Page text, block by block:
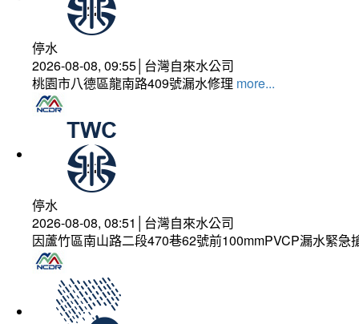
停水
2026-08-08, 09:55│台灣自來水公司
桃園市八德區龍南路409號漏水修理 more...
停水
2026-08-08, 08:51│台灣自來水公司
因蘆竹區南山路二段470巷62號前100mmPVCP漏水緊急